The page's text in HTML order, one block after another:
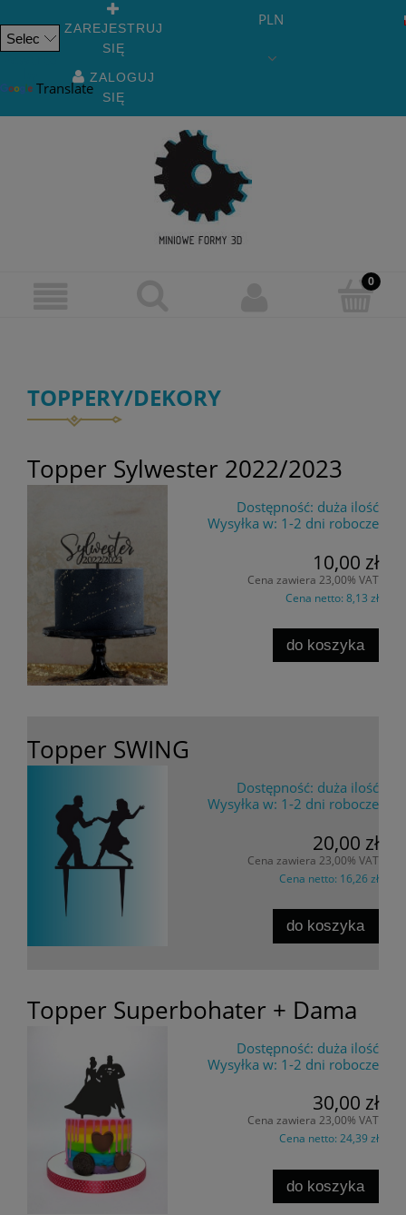
Translate
ZAREJESTRUJ
SIĘ
ZALOGUJ
SIĘ
PLN
TOPPERY/DEKORY
Topper Sylwester 2022/2023
Dostępność: duża ilość
Wysyłka w: 1-2 dni robocze
10,00 zł
Cena zawiera 23,00% VAT
Cena netto: 8,13 zł
do koszyka
Topper SWING
Dostępność: duża ilość
Wysyłka w: 1-2 dni robocze
20,00 zł
Cena zawiera 23,00% VAT
Cena netto: 16,26 zł
do koszyka
Topper Superbohater + Dama
Dostępność: duża ilość
Wysyłka w: 1-2 dni robocze
30,00 zł
Cena zawiera 23,00% VAT
Cena netto: 24,39 zł
do koszyka